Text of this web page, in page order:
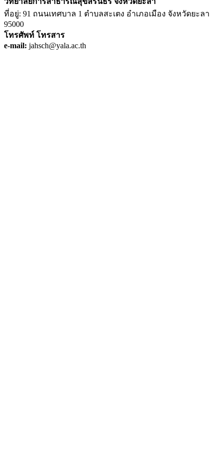
ที่อยู่: 91 ถนนเทศบาล 1 ตำบลสะเตง อำเภอเมือง จังหวัดยะลา
95000
โทรศัพท์ โทรสาร
e-mail: jahsch@yala.ac.th